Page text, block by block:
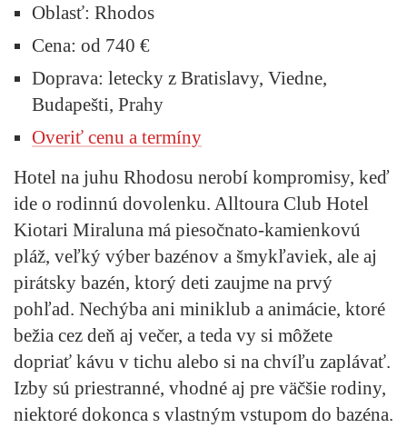
Oblasť: Rhodos
Cena: od 740 €
Doprava: letecky z Bratislavy, Viedne,
Budapešti, Prahy
Overiť cenu a termíny
Hotel na juhu Rhodosu nerobí kompromisy, keď
ide o rodinnú dovolenku. Alltoura Club Hotel
Kiotari Miraluna má piesočnato-kamienkovú
pláž, veľký výber bazénov a šmykľaviek, ale aj
pirátsky bazén, ktorý deti zaujme na prvý
pohľad. Nechýba ani miniklub a animácie, ktoré
bežia cez deň aj večer, a teda vy si môžete
dopriať kávu v tichu alebo si na chvíľu zaplávať.
Izby sú priestranné, vhodné aj pre väčšie rodiny,
niektoré dokonca s vlastným vstupom do bazéna.